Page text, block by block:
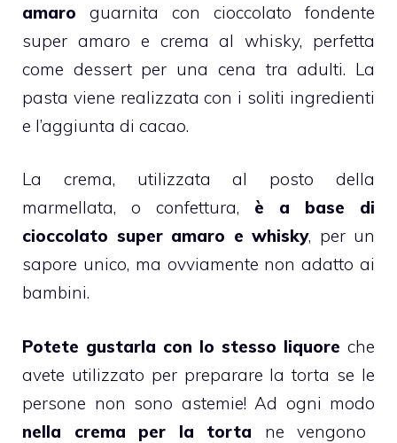
amaro guarnita con cioccolato fondente
super amaro e crema al whisky, perfetta
come dessert per una cena tra adulti. La
pasta viene realizzata con i soliti ingredienti
e l’aggiunta di cacao.
La crema, utilizzata al posto della
marmellata, o confettura, è a base di
cioccolato super amaro e whisky, per un
sapore unico, ma ovviamente non adatto ai
bambini.
Potete gustarla con lo stesso liquore che
avete utilizzato per preparare la torta se le
persone non sono astemie! Ad ogni modo
nella crema per la torta ne vengono